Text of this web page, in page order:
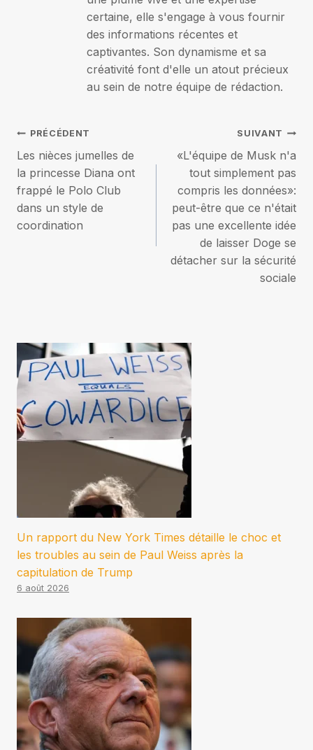
certaine, elle s'engage à vous fournir
des informations récentes et
captivantes. Son dynamisme et sa
créativité font d'elle un atout précieux
au sein de notre équipe de rédaction.
Navigation
de
l’article
PRÉCÉDENT
Les nièces jumelles de
la princesse Diana ont
frappé le Polo Club
dans un style de
coordination
SUIVANT
«L'équipe de Musk n'a
tout simplement pas
compris les données»:
peut-être que ce n'était
pas une excellente idée
de laisser Doge se
détacher sur la sécurité
sociale
Un rapport du New York Times détaille le choc et
les troubles au sein de Paul Weiss après la
capitulation de Trump
6 août 2026